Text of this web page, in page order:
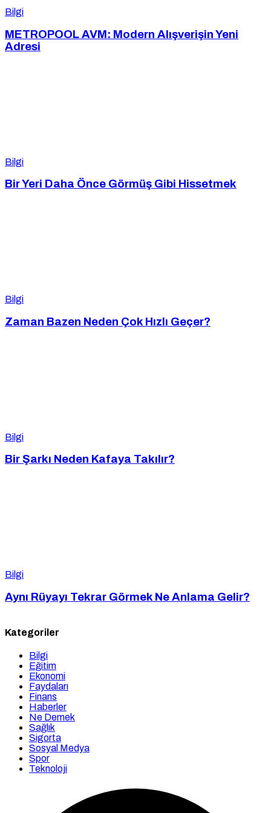
Bilgi
METROPOOL AVM: Modern Alışverişin Yeni
Adresi
Bilgi
Bir Yeri Daha Önce Görmüş Gibi Hissetmek
Bilgi
Zaman Bazen Neden Çok Hızlı Geçer?
Bilgi
Bir Şarkı Neden Kafaya Takılır?
Bilgi
Aynı Rüyayı Tekrar Görmek Ne Anlama Gelir?
Kategoriler
Bilgi
Eğitim
Ekonomi
Faydaları
Finans
Haberler
Ne Demek
Sağlık
Sigorta
Sosyal Medya
Spor
Teknoloji